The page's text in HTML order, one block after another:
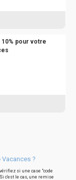
pour votre
?
si une case "code
c'est le cas, une remise